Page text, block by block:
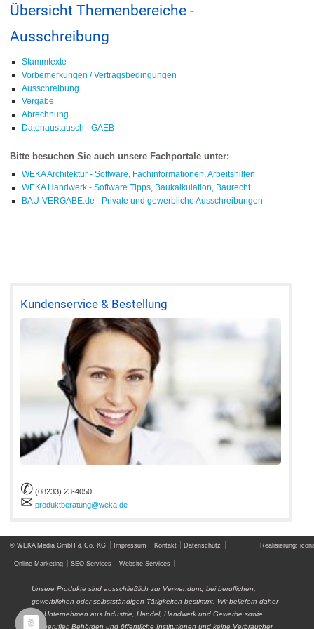
Übersicht Themenbereiche -
Ausschreibung
Stammtexte
Vorbemerkungen / Vertragsbedingungen
Ausschreibung
Vergabe
Abrechnung
Datenaustausch - GAEB
Bitte besuchen Sie auch unsere Fachportale unter:
WEKA Architektur - Software, Fachinformationen, Arbeitshilfen
WEKA Handwerk - Software Tipps, Baukalkulation, Baurecht
BAU-VERGABE.de - Private und gewerbliche Ausschreibungen
Kundenservice & Bestellung
✆ (08233) 23-4050
✉ produktberatung@weka.de
© WEKA Media GmbH & Co. KG Impressum Kontakt Datenschutz Realisierung:
- Online-Marketing SEO Services Website Services
Unsere Produkte sind ausschließlich zur Verwendung bei beruflichen,
gewerblichen oder selbstständigen Tätigkeiten bestimmt. Wir beliefern daher
nur Unternehmen aus Industrie, Handel, Handwerk und Gewerbe sowie
Freiberufler, Behörden und öffentliche Institutionen und keine Verbraucher